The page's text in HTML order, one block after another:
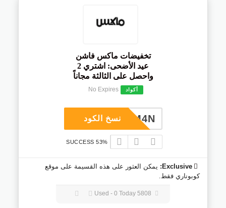
تخفيضات ماكس فاشن
عيد الأضحى: اشتري 2
واحصل على الثالثة مجاناً
أكواد No Expires
M4N نسخ الكود
53% SUCCESS
Exclusive:
يمكن العثور على هذه القسيمة على موقع
كوبوناري فقط.